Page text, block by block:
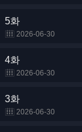
5화
2026-06-30
4화
2026-06-30
3화
2026-06-30